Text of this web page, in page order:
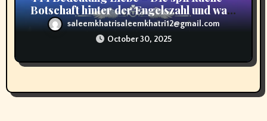
Botschaft hinter der Engelszahl und was
sie für dein Herz bedeutet
saleemkhatrisaleemkhatri12@gmail.com
October 30, 2025